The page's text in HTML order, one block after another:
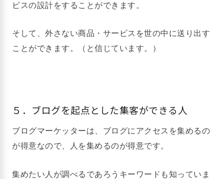
ビスの設計をすることができます。
そして、外さない商品・サービスを世の中に送り出す
ことができます。（と信じています。）
５．ブログを起点とした集客ができる人
ブログマーケッターは、ブログにアクセスを集めるの
が得意なので、人を集めるのが得意です。
集めたい人が調べるであろうキーワードも知っていま